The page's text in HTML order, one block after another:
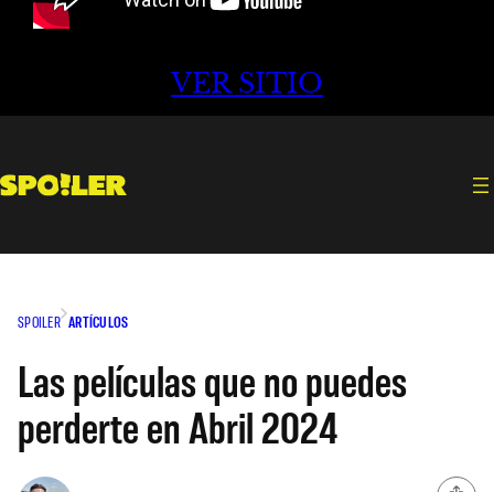
VER SITIO
SPOILER ARTÍCULOS
Las películas que no puedes
perderte en Abril 2024